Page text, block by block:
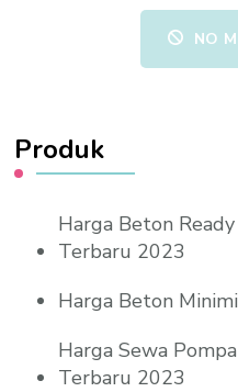
NO
Produk
Harga Beton
Terbaru 2023
Harga Beton
Harga Sewa
Terbaru 2023